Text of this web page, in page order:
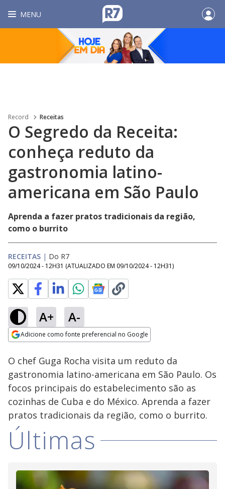
MENU
Record Receitas
O Segredo da Receita:
conheça reduto da
gastronomia latino-
americana em São Paulo
Aprenda a fazer pratos tradicionais da região,
como o burrito
RECEITAS | Do R7
09/10/2024 - 12H31 (ATUALIZADO EM 09/10/2024 - 12H31)
A+ A-
Adicione como fonte preferencial no Google
Ativar
Loaded:
7.85%
O chef Guga Rocha visita um reduto da
gastronomia latino-americana em São Paulo. Os
focos principais do estabelecimento são as
cozinhas de Cuba e do México. Aprenda a fazer
pratos tradicionais da região, como o burrito.
Últimas